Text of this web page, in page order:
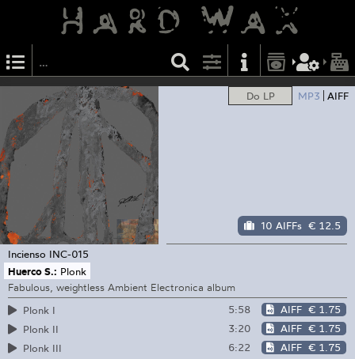
Do LP MP3 AIFF
10 AIFFs € 12.5
Incienso INC-015
Huerco S.: Plonk
Fabulous, weightless Ambient Electronica album
Plonk I
5:58 AIFF € 1.75
Plonk II
3:20 AIFF € 1.75
Plonk III
6:22 AIFF € 1.75